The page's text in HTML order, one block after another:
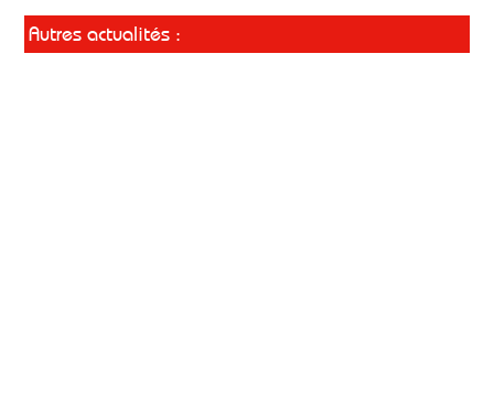
Autres actualités :